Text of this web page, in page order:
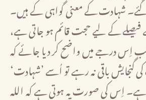
شہادت کے معنی گواہی کے ہیں۔
کے لیے حجت قائم ہو جاتی ہے،
درجے میں واضح کر دیا جائے کہ
باقی نہ رہے تو اُسے ’شہادت‘
ہے۔ اِس کی صورت یہ ہوتی ہے کہ اللہ